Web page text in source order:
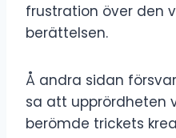
frustration över den
berättelsen.
Å andra sidan
sa att upprördheten
berömde trickets